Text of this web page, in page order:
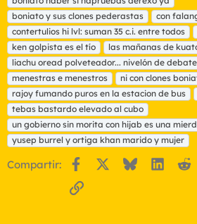
q
u
e
t
a
s
boniato y sus clones pederastas
con
contertulios hi lvl: suman 35 c.i. entre todos
ken golpista es el tío
las mañanas de
liachu oread polveteador... nivelón de debate
menestras e menestros
ni con clones
rajoy fumando puros en la estacion de bus
tebas bastardo elevado al cubo
un gobierno sin morita con hijab es una
yusep burrel y ortiga khan marido y mujer
Compartir: Facebook Bluesky
Enlace